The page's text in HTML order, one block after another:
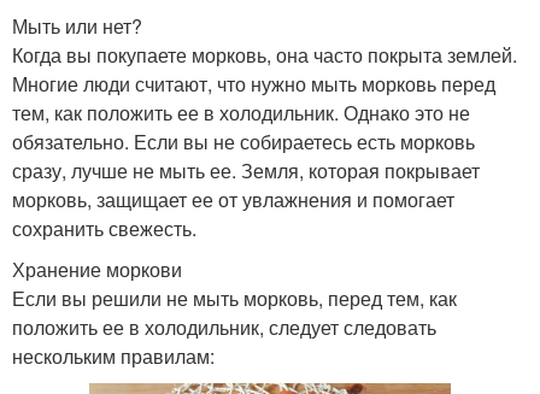
Мыть или нет?
Когда вы покупаете морковь, она часто покрыта землей.
Многие люди считают, что нужно мыть морковь перед
тем, как положить ее в холодильник. Однако это не
обязательно. Если вы не собираетесь есть морковь
сразу, лучше не мыть ее. Земля, которая покрывает
морковь, защищает ее от увлажнения и помогает
сохранить свежесть.
Хранение моркови
Если вы решили не мыть морковь, перед тем, как
положить ее в холодильник, следует следовать
нескольким правилам: